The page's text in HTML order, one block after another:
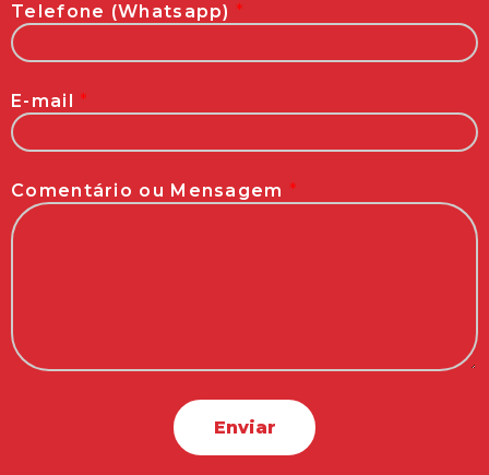
Telefone (Whatsapp) *
E-mail *
Comentário ou Mensagem *
Enviar